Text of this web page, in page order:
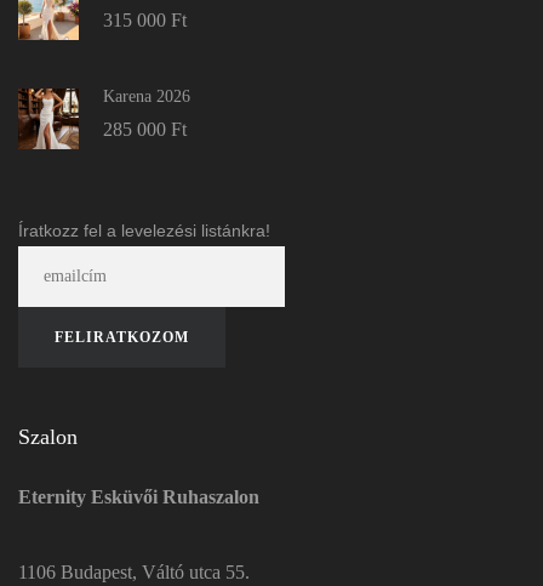
315 000 Ft
Karena 2026
285 000 Ft
Íratkozz fel a levelezési listánkra!
Szalon
Eternity Esküvői Ruhaszalon
1106 Budapest, Váltó utca 55.